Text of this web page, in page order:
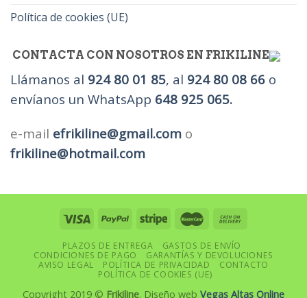
Política de cookies (UE)
CONTACTA CON NOSOTROS EN FRIKILINE
Llámanos al 924 80 01 85, al 924 80 08 66 o
envíanos un WhatsApp 648 925 065.
e-mail efrikiline@gmail.com o
frikiline@hotmail.com
PLAZOS DE ENTREGA
GASTOS DE ENVÍO
CONDICIONES DE PAGO
GARANTÍAS Y DEVOLUCIONES
AVISO LEGAL
POLÍTICA DE PRIVACIDAD
CONTACTO
POLÍTICA DE COOKIES (UE)
Copyright 2019 © Frikiline. Diseño web Vegas Altas Online